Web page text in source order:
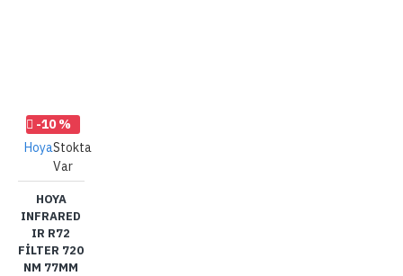
-10 %
HoyaStokta
Var
HOYA
INFRARED
IR R72
FILTER 720
NM 77MM